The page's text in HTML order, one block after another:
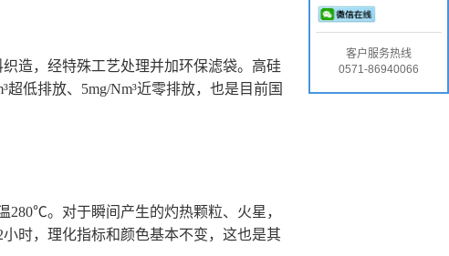
造，经特殊工艺处理并加环保滤袋。高硅
超低排放、5mg/Nm³近零排放，也是目前国
280℃。对于瞬间产生的灼热颗粒、火星，
时，理化指标和颜色基本不变，这也是其
客户服务热线
0571-86940066